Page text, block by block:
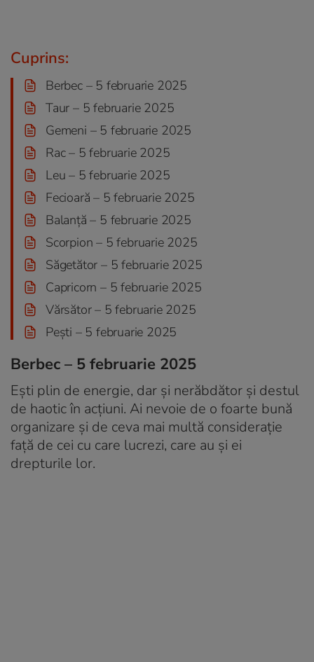
Cuprins:
Berbec – 5 februarie 2025
Taur – 5 februarie 2025
Gemeni – 5 februarie 2025
Rac – 5 februarie 2025
Leu – 5 februarie 2025
Fecioară – 5 februarie 2025
Balanță – 5 februarie 2025
Scorpion – 5 februarie 2025
Săgetător – 5 februarie 2025
Capricorn – 5 februarie 2025
Vărsător – 5 februarie 2025
Pești – 5 februarie 2025
Berbec – 5 februarie 2025
Ești plin de energie, dar și nerăbdător și destul
de haotic în acțiuni. Ai nevoie de o foarte bună
organizare și de ceva mai multă considerație
față de cei cu care lucrezi, care au și ei
drepturile lor.